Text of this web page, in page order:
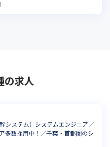
の求人
システム）システムエンジニア／
多数採用中！／千葉・首都圏のシ